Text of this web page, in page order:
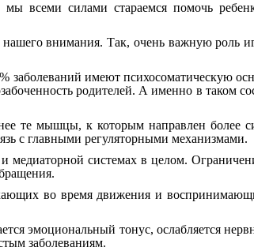
всеми силами стараемся помочь
внимания. Так, очень важную роль
имеют психосоматическую
родителей. А именно в таком
те мышцы, к которым направлен более
с главными регуляторными механизмами.
медиаторной системах в целом.
во время движения и
эмоциональный тонус, ослабляется
заболеваниям.